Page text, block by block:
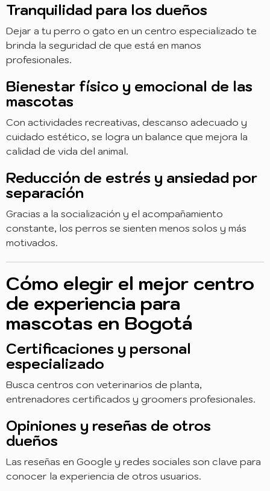
Tranquilidad para los dueños
Dejar a tu perro o gato en un centro especializado te
brinda la seguridad de que está en manos
profesionales.
Bienestar físico y emocional de las
mascotas
Con actividades recreativas, descanso adecuado y
cuidado estético, se logra un balance que mejora la
calidad de vida del animal.
Reducción de estrés y ansiedad por
separación
Gracias a la socialización y el acompañamiento
constante, los perros se sienten menos solos y más
motivados.
Cómo elegir el mejor centro
de experiencia para
mascotas en Bogotá
Certificaciones y personal
especializado
Busca centros con veterinarios de planta,
entrenadores certificados y groomers profesionales.
Opiniones y reseñas de otros
dueños
Las reseñas en Google y redes sociales son clave para
conocer la experiencia de otros usuarios.